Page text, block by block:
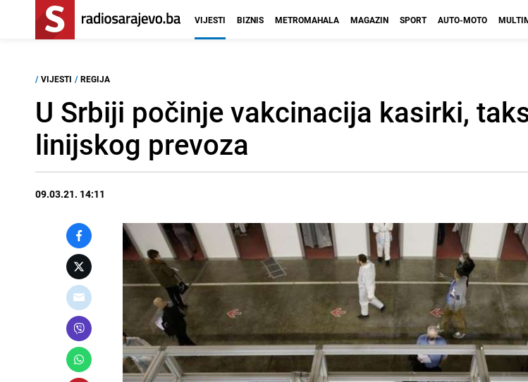
VIJESTI BIZNIS METROMAHALA MAGAZIN SPORT AUTO-MOTO
/ VIJESTI / REGIJA
U Srbiji počinje vakcinacija kasirki,
linijskog prevoza
09.03.21. 14:11